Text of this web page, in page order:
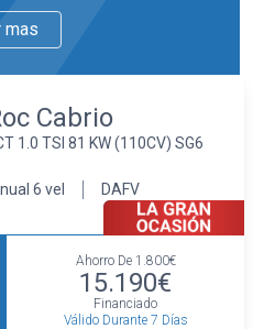
en aluminio de
bombilla LED y luz
principal)
conductor y
y ajuste manual en
mas
Cabrio
1.0 TSI 81 KW (110CV) SG6
6 vel DAFV
Ahorro De 1.800€
15.190€
Financiado
Válido Durante 7 Días